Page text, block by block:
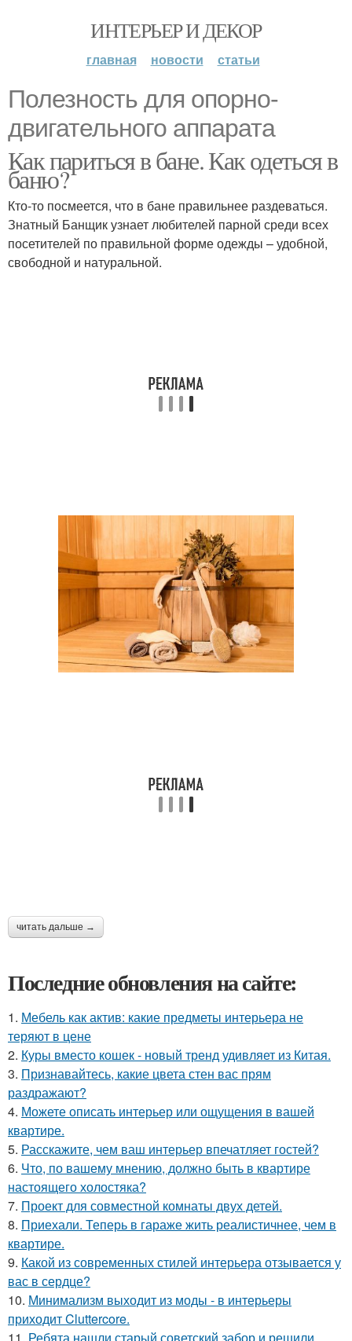
ИНТЕРЬЕР И ДЕКОР
главная новости статьи
Полезность для опорно-
двигательного аппарата
Как париться в бане. Как одеться в
баню?
Кто-то посмеется, что в бане правильнее раздеваться.
Знатный Банщик узнает любителей парной среди всех
посетителей по правильной форме одежды – удобной,
свободной и натуральной.
читать дальше →
Последние обновления на сайте:
1. Мебель как актив: какие предметы интерьера не
теряют в цене
2. Куры вместо кошек - новый тренд удивляет из Китая.
3. Признавайтесь, какие цвета стен вас прям
раздражают?
4. Можете описать интерьер или ощущения в вашей
квартире.
5. Расскажите, чем ваш интерьер впечатляет гостей?
6. Что, по вашему мнению, должно быть в квартире
настоящего холостяка?
7. Проект для совместной комнаты двух детей.
8. Приехали. Теперь в гараже жить реалистичнее, чем в
квартире.
9. Какой из современных стилей интерьера отзывается у
вас в сердце?
10. Минимализм выходит из моды - в интерьеры
приходит Cluttercore.
11. Ребята нашли старый советский забор и решили